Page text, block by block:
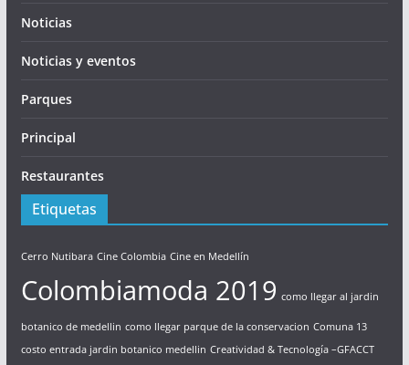
Noticias
Noticias y eventos
Parques
Principal
Restaurantes
Etiquetas
Cerro Nutibara Cine Colombia Cine en Medellín
Colombiamoda 2019 como llegar al jardin
botanico de medellin como llegar parque de la conservacion Comuna 13
costo entrada jardin botanico medellin Creatividad & Tecnología –GFACCT